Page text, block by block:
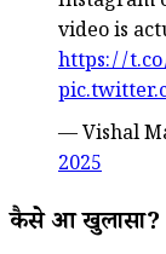
video is
https://
— Vishal
2025
कैसे हुआ खुलासा?